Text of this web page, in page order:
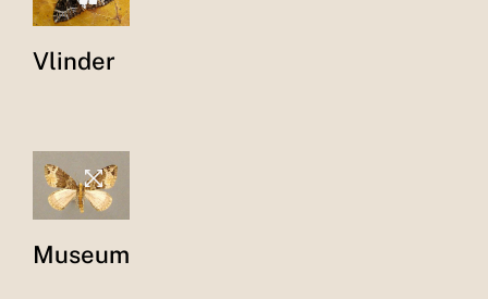
Vlinder
Museum